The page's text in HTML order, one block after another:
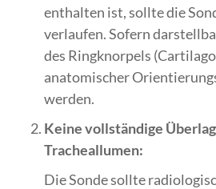
enthalten ist, sollte die
verlaufen. Sofern
des Ringknorpels
anatomischer
werden.
Keine vollständige
Tracheallumen:
Die Sonde sollte